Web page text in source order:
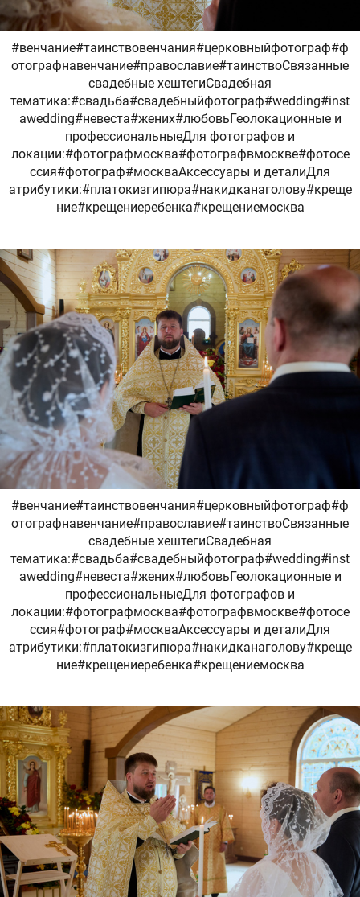
#венчание#таинствовенчания#церковныйфотограф#ф
отографнавенчание#православие#таинствоСвязанные
свадебные хештегиСвадебная
тематика:#свадьба#свадебныйфотограф#wedding#inst
awedding#невеста#жених#любовьГеолокационные и
профессиональныеДля фотографов и
локации:#фотографмосква#фотографвмоскве#фотосе
ссия#фотограф#москваАксессуары и деталиДля
атрибутики:#платокизгипюра#накидканаголову#креще
ние#крещениеребенка#крещениемосква
#венчание#таинствовенчания#церковныйфотограф#ф
отографнавенчание#православие#таинствоСвязанные
свадебные хештегиСвадебная
тематика:#свадьба#свадебныйфотограф#wedding#inst
awedding#невеста#жених#любовьГеолокационные и
профессиональныеДля фотографов и
локации:#фотографмосква#фотографвмоскве#фотосе
ссия#фотограф#москваАксессуары и деталиДля
атрибутики:#платокизгипюра#накидканаголову#креще
ние#крещениеребенка#крещениемосква